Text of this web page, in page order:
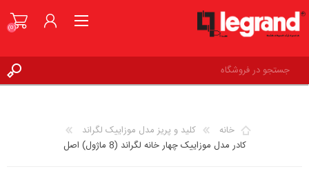
(0)
(0)
خانه
کلید و پریز مدل موزاییک لگراند
کادر مدل موزاییک چهار خانه لگراند (8 ماژول) اصل